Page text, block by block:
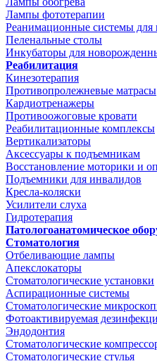
Лампы фототерапии
Реанимационные системы
Пеленальные столы
Инкубаторы для
Реабилитация
Кинезотерапия
Противопролежневые матрасы
Кардиотренажеры
Противоожоговые кровати
Реабилитационные комплексы
Вертикализаторы
Аксессуары к подъемникам
Восстановление моторики и
Подъемники для инвалидов
Кресла-коляски
Усилители слуха
Гидротерапия
Патологоанатомическое
Стоматология
Отбеливающие лампы
Апекслокаторы
Стоматологические установки
Аспирационные системы
Стоматологические
Фотоактивируемая
Эндодонтия
Стоматологические
Стоматологические стулья